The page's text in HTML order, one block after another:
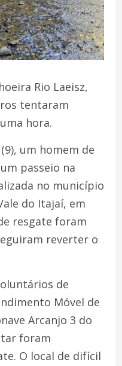
Rio Laeisz,
tentaram
hora.
um homem de
passeio na
no município
do Itajaí, em
resgate foram
reverter o
de
Móvel de
Arcanjo 3 do
foram
O local de difícil